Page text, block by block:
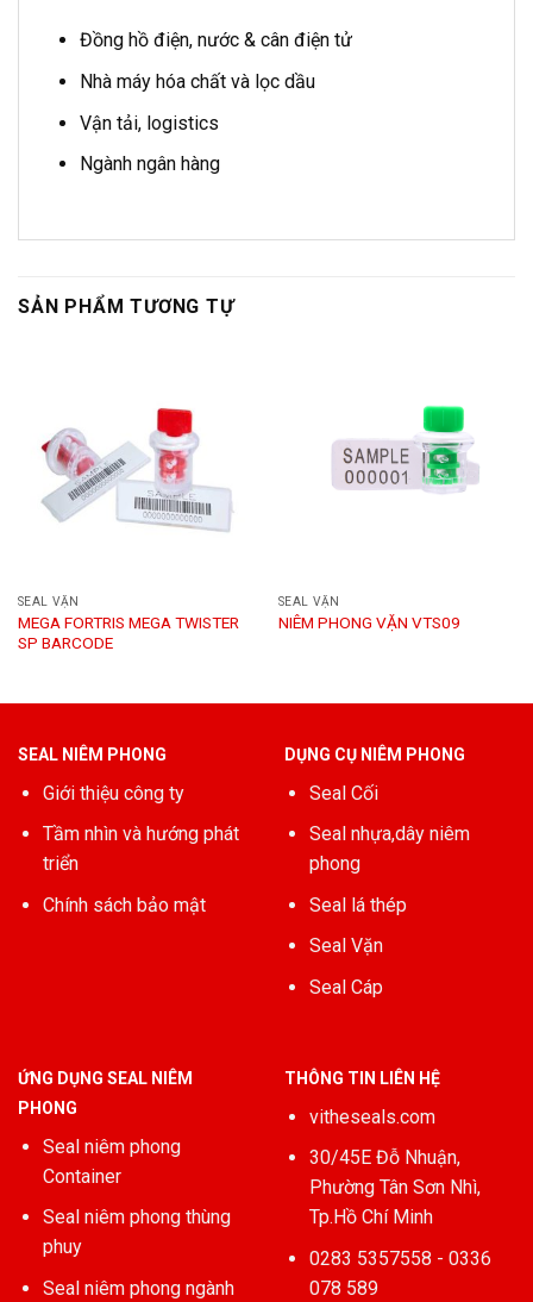
Đồng hồ điện, nước & cân điện tử
Nhà máy hóa chất và lọc dầu
Vận tải, logistics
Ngành ngân hàng
SẢN PHẨM TƯƠNG TỰ
SEAL VẶN
MEGA FORTRIS MEGA TWISTER
SP BARCODE
SEAL VẶN
NIÊM PHONG VẶN VTS09
SEAL NIÊM PHONG
Giới thiệu công ty
Tầm nhìn và hướng phát
triển
Chính sách bảo mật
DỤNG CỤ NIÊM PHONG
Seal Cối
Seal nhựa,dây niêm
phong
Seal lá thép
Seal Vặn
Seal Cáp
ỨNG DỤNG SEAL NIÊM
PHONG
Seal niêm phong
Container
Seal niêm phong thùng
phuy
Seal niêm phong ngành
THÔNG TIN LIÊN HỆ
vitheseals.com
30/45E Đỗ Nhuận,
Phường Tân Sơn Nhì,
Tp.Hồ Chí Minh
0283 5357558 - 0336
078 589